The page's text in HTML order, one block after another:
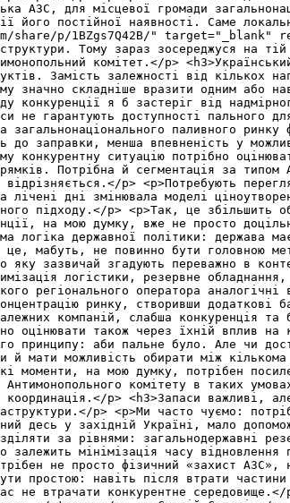
АЗС, для місцевої громади
його постійної наявності. Саме
share/p/1BZgs7Q42B/" target="_blank"
Тому зараз зосереджуся на
комітет.</p>
Замість залежності від кількох
значно складніше вразити одним або
конкуренції я б застеріг від
гарантують доступності пального
паливного
заправки, менша впевненість у
конкурентну ситуацію потрібно
Потрібна й сегментація за типом
p> <p>Потребують
дні змінювала моделі
підходу.</p> <p>Так, це збільшить
на мою думку, вже не просто
логіка державної політики: держава
мабуть, не повинно бути головною
зазвичай згадують переважно в
логістики, резервне
регіонального оператора
ринку, створивши додаткові
компаній, слабша конкуренція та
оцінювати також через їхній вплив на
принципу: аби пальне було. Але чи
мати можливість обирати між
моменти, на мою думку, потрібен
комітету в таких
координація.</p> <h3>Запаси важливі,
p> <p>Ми часто чуємо:
десь у західній Україні, мало
за рівнями: загальнодержавні
мінімізація часу відновлення
не просто фізичний «захист АЗС»,
простою: навіть після втрати частини
не втрачати конкурентне